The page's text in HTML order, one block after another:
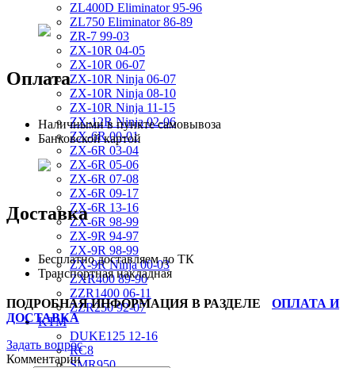
ZL400D Eliminator 95-96
ZL750 Eliminator 86-89
ZR-7 99-03
ZX-10R 04-05
ZX-10R 06-07
ZX-10R Ninja 06-07
ZX-10R Ninja 08-10
ZX-10R Ninja 11-15
ZX-12R Ninja 02-06
ZX-6R 00-01
ZX-6R 03-04
ZX-6R 05-06
ZX-6R 07-08
ZX-6R 09-17
ZX-6R 13-16
ZX-6R 98-99
ZX-9R 94-97
ZX-9R 98-99
ZX-9R Ninja 00-03
ZXR400 89-90
ZZR1400 06-11
ZZR250 92-07
KTM
DUKE125 12-16
RC8
SMR950
Оплата
Наличными в пункте самовывоза
Банковской картой
Доставка
Бесплатно доставляем до ТК
Транспортная накладная
ПОДРОБНАЯ ИНФОРМАЦИЯ В РАЗДЕЛЕ
ОПЛАТА И
ДОСТАВКА
Задать вопрос
Комментарии